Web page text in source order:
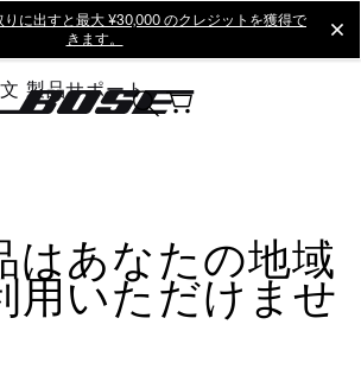
りに出すと最大 ¥30,000 のクレジットを獲得で
きます。
製品サポート
はあなたの地域
用いただけませ